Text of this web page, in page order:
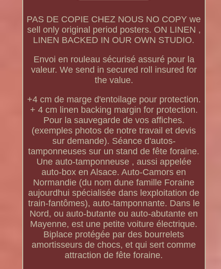
PAS DE COPIE CHEZ NOUS NO COPY we
sell only original period posters. ON LINEN ,
LINEN BACKED IN OUR OWN STUDIO.
Envoi en rouleau sécurisé assuré pour la
valeur. We send in secured roll insured for
the value.
+4 cm de marge d'entoilage pour protection.
+ 4 cm linen backing margin for protection.
Pour la sauvegarde de vos affiches.
(exemples photos de notre travail et devis
sur demande). Séance d'autos-
tamponneuses sur un stand de fête foraine.
Une auto-tamponneuse , aussi appelée
auto-box en Alsace. Auto-Camors en
Normandie (du nom dune famille Foraine
aujourdhui spécialisée dans lexploitation de
train-fantômes), auto-tamponnante. Dans le
Nord, ou auto-butante ou auto-abutante en
Mayenne, est une petite voiture électrique.
Biplace protégée par des bourrelets
amortisseurs de chocs, et qui sert comme
attraction de fête foraine.